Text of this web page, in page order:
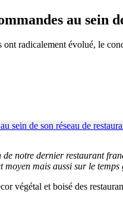
au sein
radicalement évolué, le
de notre dernier restaurant
mais aussi sur le
végétal et boisé des